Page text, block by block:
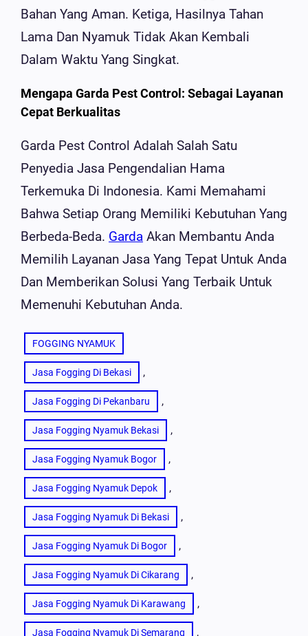
Bahan Yang Aman. Ketiga, Hasilnya Tahan
Lama Dan Nyamuk Tidak Akan Kembali
Dalam Waktu Yang Singkat.
Mengapa Garda Pest Control: Sebagai Layanan
Cepat Berkualitas
Garda Pest Control Adalah Salah Satu
Penyedia Jasa Pengendalian Hama
Terkemuka Di Indonesia. Kami Memahami
Bahwa Setiap Orang Memiliki Kebutuhan Yang
Berbeda-Beda. Garda Akan Membantu Anda
Memilih Layanan Jasa Yang Tepat Untuk Anda
Dan Memberikan Solusi Yang Terbaik Untuk
Memenuhi Kebutuhan Anda.
FOGGING NYAMUK
Jasa Fogging Di Bekasi ,
Jasa Fogging Di Pekanbaru ,
Jasa Fogging Nyamuk Bekasi ,
Jasa Fogging Nyamuk Bogor ,
Jasa Fogging Nyamuk Depok ,
Jasa Fogging Nyamuk Di Bekasi ,
Jasa Fogging Nyamuk Di Bogor ,
Jasa Fogging Nyamuk Di Cikarang ,
Jasa Fogging Nyamuk Di Karawang ,
Jasa Fogging Nyamuk Di Semarang ,